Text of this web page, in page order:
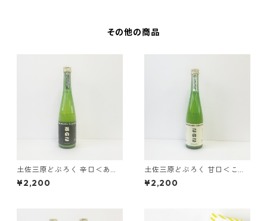
その他の商品
土佐三原どぶろく 辛口＜あの
こ＞ 500ｍｌ1本
¥2,200
土佐三原どぶろく 甘口＜この
こ＞ 500ｍｌ1本
¥2,200